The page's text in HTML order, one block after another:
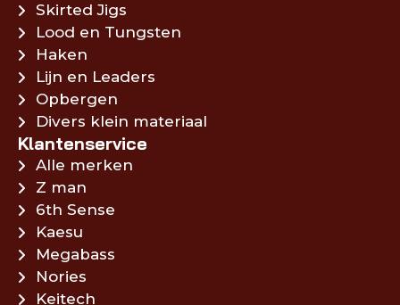
Skirted Jigs
Lood en Tungsten
Haken
Lijn en Leaders
Opbergen
Divers klein materiaal
Klantenservice
Alle merken
Z man
6th Sense
Kaesu
Megabass
Nories
Keitech